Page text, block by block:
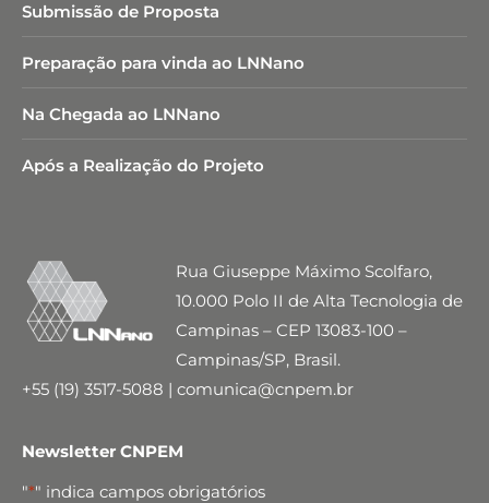
Submissão de Proposta
Preparação para vinda ao LNNano
Na Chegada ao LNNano
Após a Realização do Projeto
Rua Giuseppe Máximo Scolfaro,
10.000 Polo II de Alta Tecnologia de
Campinas – CEP 13083-100 –
Campinas/SP, Brasil.
+55 (19) 3517-5088 | comunica@cnpem.br
Newsletter CNPEM
"*" indica campos obrigatórios